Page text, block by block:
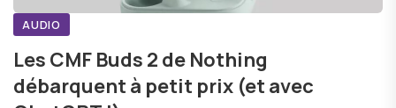
AUDIO
Les CMF Buds 2 de Nothing
débarquent à petit prix (et avec